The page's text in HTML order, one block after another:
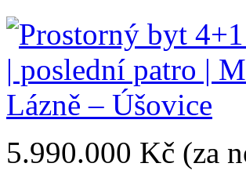
5.990.000 Kč (za